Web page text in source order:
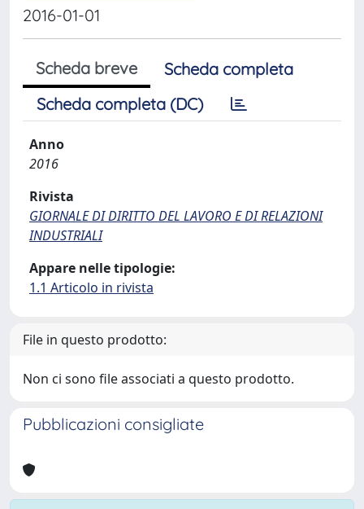
2016-01-01
Scheda breve
Scheda completa
Scheda completa (DC)
Anno
2016
Rivista
GIORNALE DI DIRITTO DEL LAVORO E DI RELAZIONI
INDUSTRIALI
Appare nelle tipologie:
1.1 Articolo in rivista
File in questo prodotto:
Non ci sono file associati a questo prodotto.
Pubblicazioni consigliate